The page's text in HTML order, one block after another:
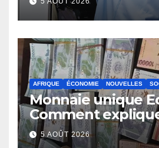
AFRIQUE ÉCONOMIE NOUVELLES
Monnaie unique
Comment
face de la Guinée
5 AOÛT 2026